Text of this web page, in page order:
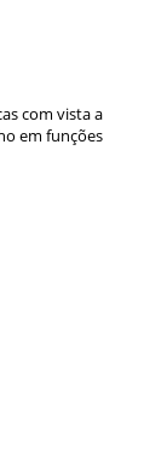
com vista a
em funções